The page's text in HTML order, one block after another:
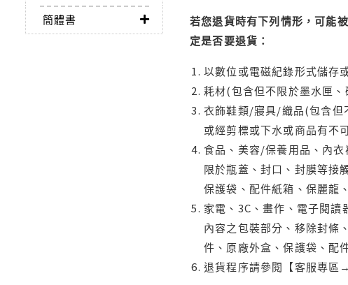
簡體書
若您退貨時有下列情形，可能
定是否要退貨：
以數位或電磁紀錄形式儲存
耗材(包含但不限於墨水匣
衣飾鞋類/寢具/織品(包含但
或經剪標或下水或商品有不
食品、美容/保養用品、內
限於瓶蓋、封口、封膜等接
保護袋、配件紙箱、保麗龍
家電、3C、畫作、電子閱
內容之包裝部分、移除封條
件、原廠外盒、保護袋、配
退貨程序請參閱【客服專區